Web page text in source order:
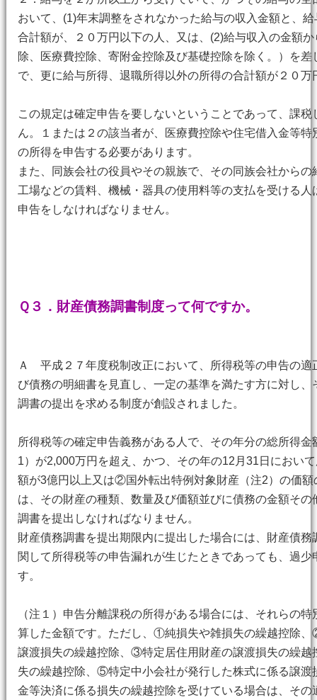
おいて、(1)年末調整をされなかった給与の収入金額と、
合計額が、２０万円以下の人、又は、(2)給与収入の金額
除、医療費控除、寄附金控除及び基礎控除を除く。）を
で、更に給与所得、退職所得以外の所得の合計額が２０万
この規定は確定申告を要しないということであって、課
ん。１または２の該当者が、医療費控除や住宅借入金等
の所得を申告する必要があります。
また、同族会社の役員やその親族で、その同族会社から
工場などの賃料、機械・器具の使用料等の支払を受ける
申告をしなければなりません。
Ｑ３．財産債務調書制度って何ですか。
Ａ 平成２７年度税制改正において、所得税等の申告の適
び債務の明細書を見直し、一定の基準を満たす方に対し
調書の提出を求める制度が創設されました。
所得税等の確定申告義務がある人で、その年分の総所得
1）が2,000万円を超え、かつ、その年の12月31日にお
額が3億円以上又は②国外転出特例対象財産（注2）の価
は、その財産の種類、数量及び価額並びに債務の金額そ
調書を提出しなければなりません。
財産債務調書を提出期限内に提出した場合には、財産債
関して所得税等の申告漏れが生じたときであっても、過
す。
（注１）申告分離課税の所得がある場合には、それらの
算した金額です。ただし、①純損失や雑損失の繰越控除
譲渡損失の繰越控除、③特定居住用財産の譲渡損失の繰
失の繰越控除、⑤特定中小会社が発行した株式に係る譲
金等決済に係る損失の繰越控除を受けている場合は、そ